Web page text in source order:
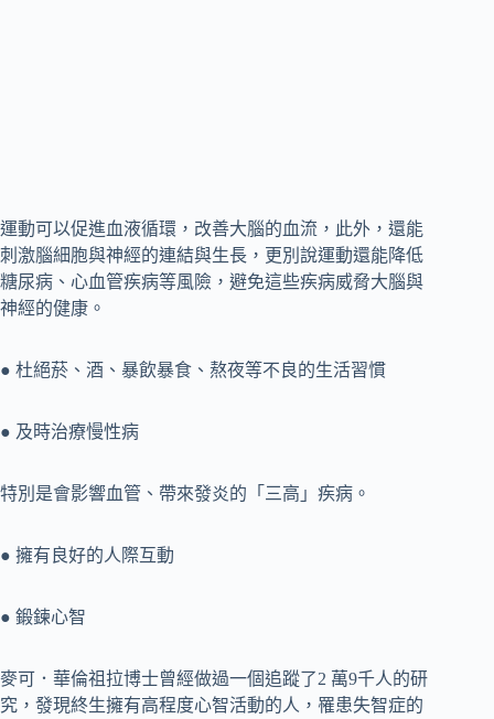
運動可以促進血液循環，改善大腦的血流，此外，還能
刺激腦細胞與神經的連結與生長，更別說運動還能降低
糖尿病、心血管疾病等風險，避免這些疾病威脅大腦與
神經的健康。
● 杜絕菸、酒、暴飲暴食、熬夜等不良的生活習慣
● 及時治療慢性病
特別是會影響血管、帶來發炎的「三高」疾病。
● 擁有良好的人際互動
● 鍛鍊心智
麥可．華倫祖拉博士曾經做過一個追蹤了2 萬9千人的研
究，發現終生擁有高程度心智活動的人，罹患失智症的